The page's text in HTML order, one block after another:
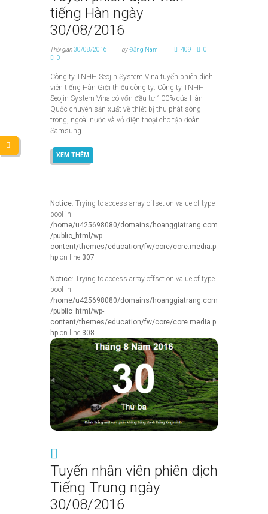
tiếng Hàn ngày
30/08/2016
Thời gian30/08/2016 byĐặng Nam 409
0
0
Công ty TNHH Seojin System Vina tuyển phiên dịch
viên tiếng Hàn Giới thiệu công ty: Công ty TNHH
Seojin System Vina có vốn đầu tư 100% của Hàn
Quốc chuyên sản xuất về thiết bị thu phát sóng
trong, ngoài nước và vỏ điện thoại cho tập đoàn
Samsung...
XEM THÊM
Notice: Trying to access array offset on value of type
bool in
/home/u425698080/domains/hoanggiatrang.com
/public_html/wp-
content/themes/education/fw/core/core.media.p
hp on line 307
Notice: Trying to access array offset on value of type
bool in
/home/u425698080/domains/hoanggiatrang.com
/public_html/wp-
content/themes/education/fw/core/core.media.p
hp on line 308
Tuyển nhân viên phiên dịch
Tiếng Trung ngày
30/08/2016